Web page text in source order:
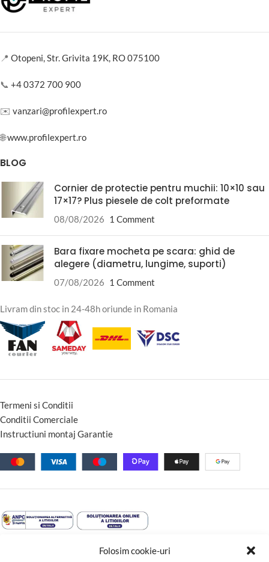
Folosim cookie-uri
📍 Otopeni, Str. Grivita 19K, RO 075100
📞 +4 0372 700 900
✉️ vanzari@profilexpert.ro
🌐www.profilexpert.ro
BLOG
Cornier de protectie pentru muchii: 10×10 sau
17×17? Plus piesele de colt preformate
08/08/2026 1 Comment
Bara fixare mocheta pe scara: ghid de
alegere (diametru, lungime, suporti)
07/08/2026 1 Comment
Livram din stoc in 24-48h oriunde in Romania
Termeni si Conditii
Conditii Comerciale
Instructiuni montaj Garantie